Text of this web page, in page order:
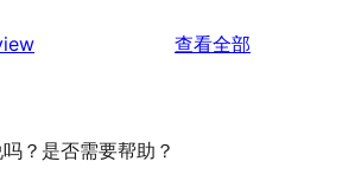
查看全部
？是否需要帮助？